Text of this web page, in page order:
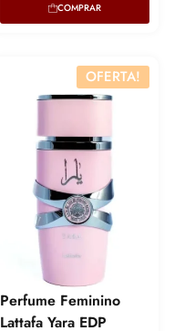
COMPRAR
OFERTA!
Perfume Feminino
Lattafa Yara EDP